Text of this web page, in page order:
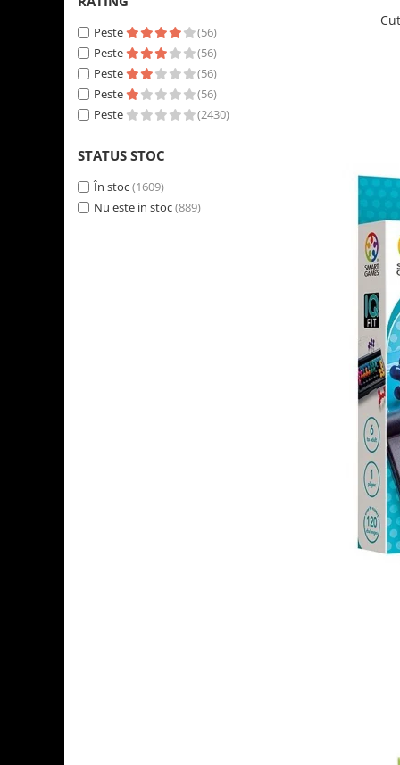
Peste
(56)
Peste
(56)
Peste
(56)
Peste
(56)
Peste
(2430)
STATUS STOC
În stoc(1609)
Nu este in stoc(889)